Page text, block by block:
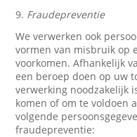
9. Fraudepreventie
We verwerken ook
vormen van misbruik op
voorkomen. Afhankelijk
een beroep doen op uw
verwerking noodzakelijk
komen of om te voldoen
volgende
fraudepreventie: